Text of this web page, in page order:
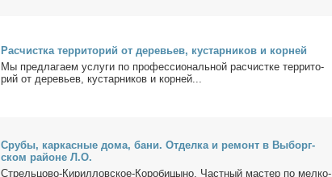
Рас­чист­ка тер­ри­то­рий от де­ре­вьев, ку­стар­ни­ков и кор­ней
Мы пред­ла­га­ем услу­ги по про­фес­сио­наль­ной рас­чист­ке тер­ри­то­
рий от де­ре­вьев, ку­стар­ни­ков и кор­ней...
Сру­бы, кар­кас­ные до­ма, ба­ни. От­дел­ка и ре­монт в Вы­борг­
ском рай­оне Л.О.
Стрель­цо­во-Ки­рил­лов­ское-Ко­ро­би­цы­но. Част­ный ма­стер по мел­ко­